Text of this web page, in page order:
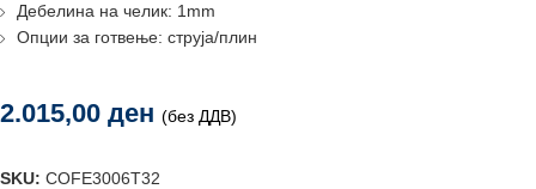
Дебелина на челик: 1mm
Опции за готвење: струја/плин
2.015,00 ден (без ДДВ)
SKU: COFE3006T32